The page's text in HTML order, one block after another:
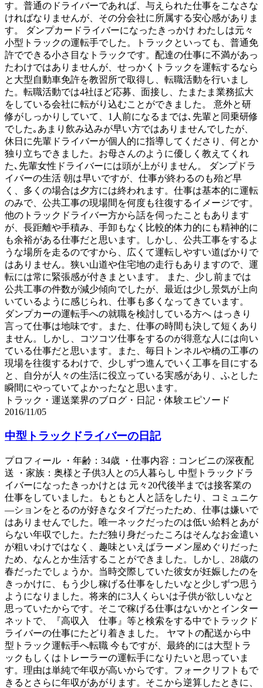
す。普通のドライバーであれば、与えられた仕事をこなさな
ければなりませんが、その分会社に所属する安心感がありま
す。 ダンプカードライバーになったきっかけ わたしは元々
小型トラックの運転手でした。トラックといっても、普通免
許でできる小さ目なトラックです。配達の仕事に不満があっ
たわけではありませんが、せっかくトラックを運転するなら
と大型自動車免許を教習所で取得し、転職活動を行いまし
た。転職活動では4社ほど応募、面接し、たまたま業務拡大
をしている会社に転がり込むことができました。 意外と研
修がしっかりしていて、1人前になるまでは､先輩と同乗研修
でした｡あまり飲み込みが早い方ではありませんでしたが、
休日に先輩ドライバーが個人的に指導してくださり、何とか
独り立ちできました。お母さんのように優しく教えてくれ
た､先輩女性ドライバーには頭が上がりません。 ダンプドラ
イバーの生活 朝は早いですが、仕事が終わるのも殆ど早
く、多くの場合は夕方には終われます。仕事は基本的に運転
のみで、公共工事の現場間を何度も往復するイメージです。
他のトラックドライバー方から話を伺ったこともあります
が、長距離や手積み、手卸もなく比較的体力的にも精神的に
も余裕がある仕事だと思います。しかし、公共工事をするよ
うな場所を走るのですから、広くて運転しやすい道ばかりで
はありません。狭い山道や住宅地の走行もありますので、運
転には常に緊張感が付きまといます。 また、少し前までは
公共工事の件数が減少傾向でしたが、最近は少し景気が上向
いているように感じられ、仕事も多くなってきています。
ダンプカーの運転手への就職を検討している方へ はっきり
言って仕事は地味です。また、仕事の時間も決して短くあり
ません。しかし、コツコツ仕事をするのが得意な人には向い
ている仕事だと思います。また、毎日トンネルや橋の工事の
現場を往復するわけで、少しずつ進んでいく工事を目にする
と、自分が人々の生活に役立っている実感があり、ふとした
瞬間にやっていてよかったなと思います。
トラック・運送業界のブログ・日記・体験エピソード
2016/11/05
中型トラックドライバーの日記
プロフィール ・年齢：34歳 ・仕事内容：コンビニの深夜配
送 ・家族：奥様と子供3人との5人暮らし 中型トラックドラ
イバーになったきっかけとは 元々20代後半までは接客業の
仕事をしていました。もともと人と話をしたり、コミュニケ
―ションをとるのが好きなタイプだったため、仕事は嫌いで
はありませんでした。唯一ネックだったのは低い給料とあが
らない年収でした。ただ独り身だったころはそんなお金遣い
が粗いわけではなく、趣味といえばラーメン屋めぐりだった
ため、なんとか生活することができました。しかし、28歳の
春だったでしょうか。当時交際していた彼女が妊娠したのを
きっかけに、もう少し稼げる仕事をしたいなと少しずつ思う
ようになりました。将来的に3人くらいは子供が欲しいなと
思っていたからです。そこで稼げる仕事はないかとインター
ネットで、『高収入 仕事』等と検索をする中でトラックド
ライバーの仕事にたどり着きました。 ヤマトの配送から中
型トラック運転手へ転職 今もですが、最終的には大型トラ
ックもしくはトレーラーの運転手になりたいと思っていま
す。理由は単純で年収が高いからです。フォークリフトもで
きるとさらに年収があがります。そこから逆算したときに、